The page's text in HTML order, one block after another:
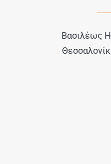
Βασιλέως